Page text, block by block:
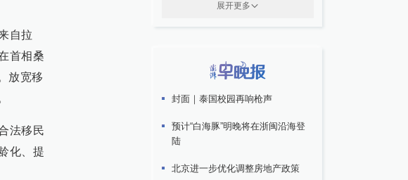
自拉
首相桑
放宽移
法移民
化、提
展开更多
封面｜泰国校园再响枪声
预计“白海豚”明晚将在浙闽沿海登
陆
北京进一步优化调整房地产政策